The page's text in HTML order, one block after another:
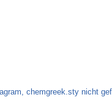
chemgreek.sty nicht